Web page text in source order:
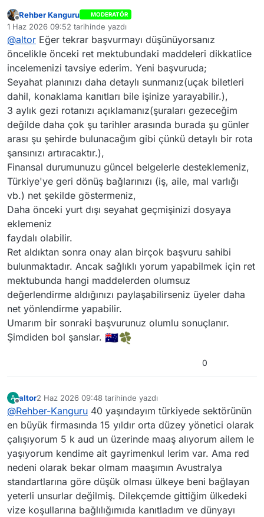
gezmek istiyorum. İlk başvurduğumda belirttiğiniz tüm
şartları fazlasıyla yerine getirmiştim. Tekrar vize
başvurusunda bulunmak istiyorum. Bu konuda
yönlendirme yapabilirmisiniz
Çevrimdışı
Rehber Kanguru MODERATÖR
1 Haz 2026 09:52 tarihinde yazdı
Son düzenleyen: Forum Avustralya
@altor Eğer tekrar başvurmayı düşünüyorsanız
öncelikle önceki ret mektubundaki maddeleri dikkatlice
incelemenizi tavsiye ederim. Yeni başvuruda;
Seyahat planınızı daha detaylı sunmanız(uçak biletleri
dahil, konaklama kanıtları bile işinize yarayabilir.),
3 aylık gezi rotanızı açıklamanız(şuraları gezeceğim
değilde daha çok şu tarihler arasında burada şu günler
arası şu şehirde bulunacağım gibi çünkü detaylı bir rota
şansınızı artıracaktır.),
Finansal durumunuzu güncel belgelerle desteklemeniz,
Türkiye'ye geri dönüş bağlarınızı (iş, aile, mal varlığı
vb.) net şekilde göstermeniz,
Daha önceki yurt dışı seyahat geçmişinizi dosyaya
eklemeniz
faydalı olabilir.
Ret aldıktan sonra onay alan birçok başvuru sahibi
bulunmaktadır. Ancak sağlıklı yorum yapabilmek için ret
mektubunda hangi maddelerden olumsuz
değerlendirme aldığınızı paylaşabilirseniz üyeler daha
net yönlendirme yapabilir.
Umarım bir sonraki başvurunuz olumlu sonuçlanır.
Şimdiden bol şanslar.
0
A
Çevrimdışı
altor2 Haz 2026 09:48 tarihinde yazdı
Son düzenleyen: altor6 Şub 2026 12:48
@Rehber-Kanguru 40 yaşındayım türkiyede sektörünün
en büyük firmasında 15 yıldır orta düzey yönetici olarak
çalışıyorum 5 k aud un üzerinde maaş alıyorum ailem le
yaşıyorum kendime ait gayrimenkul lerim var. Ama red
nedeni olarak bekar olmam maaşımın Avustralya
standartlarına göre düşük olması ülkeye beni bağlayan
yeterli unsurlar değilmiş. Dilekçemde gittiğim ülkedeki
vize koşullarına bağlılığımıda kanıtladım ve dünyayı